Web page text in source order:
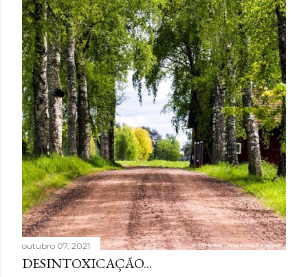
outubro 07, 2021
DESINTOXICAÇÃO...